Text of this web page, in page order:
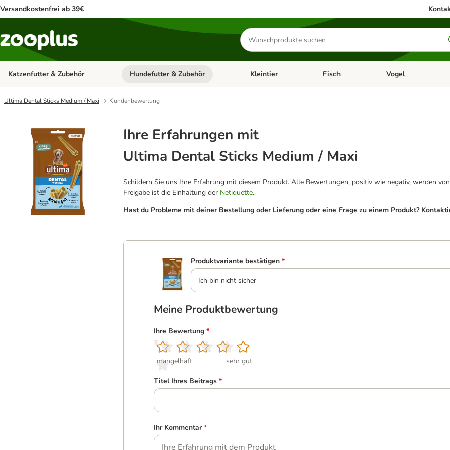
Versandkostenfrei ab 39€
Produkte
suchen
Katzenfutter & Zubehör Kategorie-Menü öffnen: Katzenfutter & Zubehör
Hundefutter & Zubehör Kategorie-Menü öffnen: Hundefutter & Zubehör
Kleintier Kategorie-Menü öffnen: Kleintier
Fisch Kategorie-Menü
Vogel
Ultima Dental Sticks Medium / Maxi Kundenbewertung
Ihre Erfahrungen mit
Ultima Dental Sticks Medium / Maxi
Schildern Sie uns Ihre Erfahrung mit diesem Produkt. Alle Bewertungen, positiv wie negativ, werden
Freigabe ist die Einhaltung der Netiquette.
Hast du Probleme mit deiner Bestellung oder Lieferung oder eine Frage zu einem Produkt?
Produktvariante bestätigen *
Ich bin nicht sicher
Meine Produktbewertung
Ihre Bewertung *
1
mangelhaft
2
3
4
5
sehr gut
Titel Ihres Beitrags *
Ihr Kommentar *